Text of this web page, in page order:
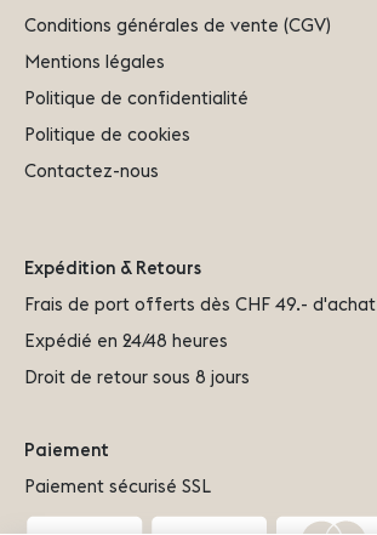
Conditions générales de vente (CGV)
Mentions légales
Politique de confidentialité
Politique de cookies
Contactez-nous
Expédition & Retours
Frais de port offerts dès CHF 49.- d'achat
Expédié en 24/48 heures
Droit de retour sous 8 jours
Paiement
Paiement sécurisé SSL